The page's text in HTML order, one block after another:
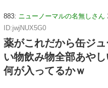
883: ニューノーマルの名無しさん
ID:jwjNUX5G0
薬がこれだから缶ジ
い物飲み物全部あやし
何が入ってるかｗ